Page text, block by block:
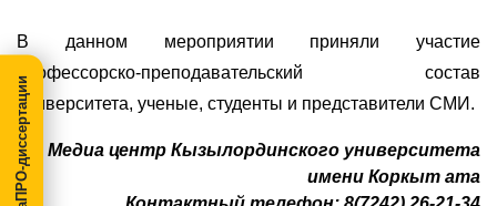
В данном мероприятии приняли участие
профессорско-преподавательский состав
университета, ученые, студенты и представители СМИ.
Медиа центр Кызылординского университета
имени Коркыт ата
МегаПРО-диссертации